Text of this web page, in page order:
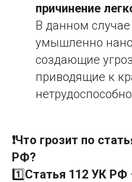
причинение
В данном
умышленно
создающие
приводящие к
❗Что грозит по
РФ?
1️⃣Статья 112 УК РФ